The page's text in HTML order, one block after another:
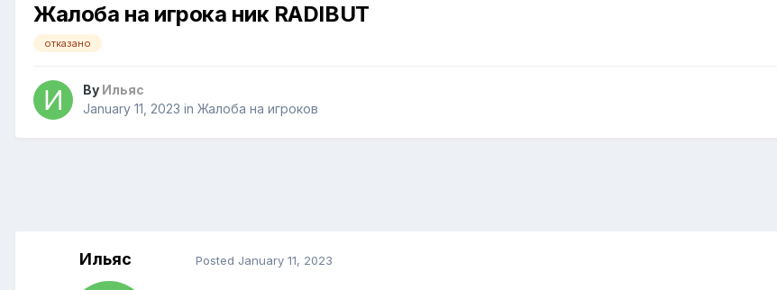
Жалоба на игрока ник RADIBUT
отказано
By Ильяс
January 11, 2023 in Жалоба на игроков
Ильяс Posted January 11, 2023